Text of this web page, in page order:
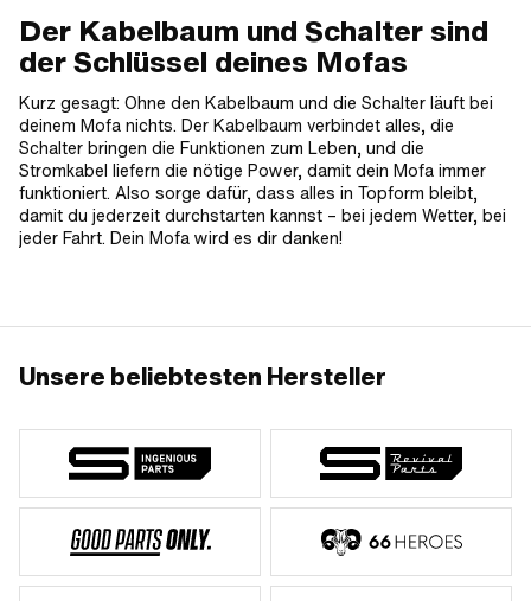
Der Kabelbaum und Schalter sind
der Schlüssel deines Mofas
Kurz gesagt: Ohne den Kabelbaum und die Schalter läuft bei
deinem Mofa nichts. Der Kabelbaum verbindet alles, die
Schalter bringen die Funktionen zum Leben, und die
Stromkabel liefern die nötige Power, damit dein Mofa immer
funktioniert. Also sorge dafür, dass alles in Topform bleibt,
damit du jederzeit durchstarten kannst – bei jedem Wetter, bei
jeder Fahrt. Dein Mofa wird es dir danken!
Unsere beliebtesten Hersteller